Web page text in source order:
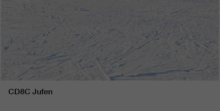
CD8C Jufen